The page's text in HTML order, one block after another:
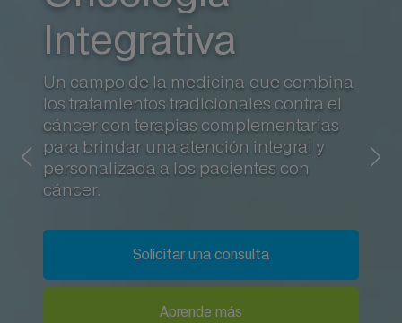
Integrativa
Un campo de la medicina que combina
los tratamientos tradicionales contra el
cáncer con terapias complementarias
para brindar una atención integral y
personalizada a los pacientes con
cáncer.
Solicitar una consulta
Aprende más